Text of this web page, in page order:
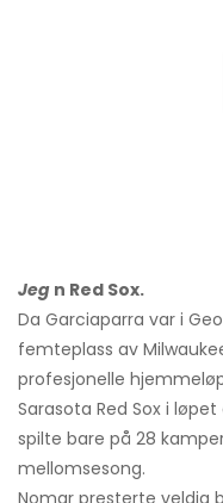
Jeg n Red Sox.
Da Garciaparra var i
femteplass av
profesjonelle
Sarasota Red Sox i
spilte bare på 28
mellomsesong.